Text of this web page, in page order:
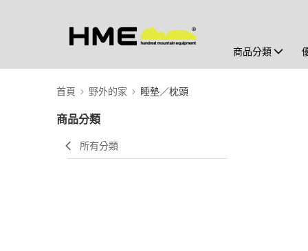
商品分類
首頁 野外的家 睡墊／枕頭
商品分類
所有分類